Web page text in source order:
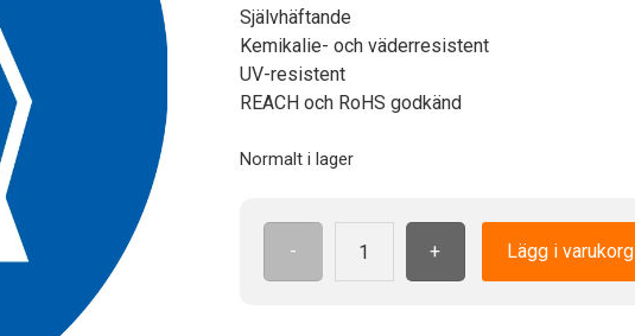
Självhäftande
Kemikalie- och väderresistent
UV-resistent
REACH och RoHS godkänd
Normalt i lager
- + Lägg i varukorg